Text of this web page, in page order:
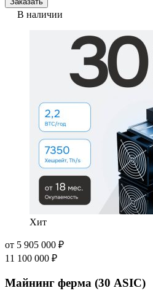
В наличии
Хит
от 5 905 000 ₽
11 100 000 ₽
Майнинг ферма (30 ASIC)